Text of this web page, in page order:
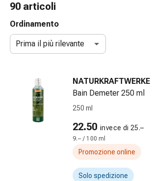
Tosse
e
bronchite
accessori
Detergente
naso
Tessuti
Raffreddore
90 articoli
Ordinamento
Prima il più rilevante
NATURKRAFTWERKE
Bain Demeter 250 ml
250 ml
22.50 invece di 25.–
9.– / 100 ml
Promozione online
Solo spedizione